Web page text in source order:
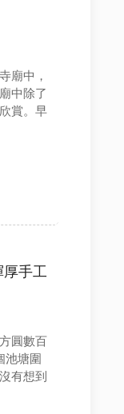
廟中，
中除了
賞。早
厚手工
圓數百
池塘圍
有想到